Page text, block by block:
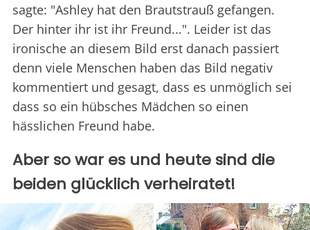
sagte: "Ashley hat den Brautstrauß gefangen.
Der hinter ihr ist ihr Freund...". Leider ist das
ironische an diesem Bild erst danach passiert
denn viele Menschen haben das Bild negativ
kommentiert und gesagt, dass es unmöglich sei
dass so ein hübsches Mädchen so einen
hässlichen Freund habe.
Aber so war es und heute sind die
beiden glücklich verheiratet!